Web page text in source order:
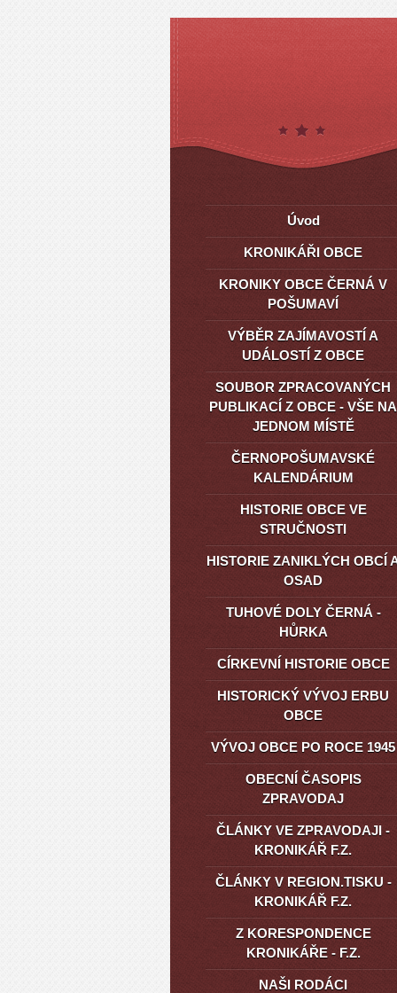
Úvod
KRONIKÁŘI OBCE
KRONIKY OBCE ČERNÁ V
POŠUMAVÍ
VÝBĚR ZAJÍMAVOSTÍ A
UDÁLOSTÍ Z OBCE
SOUBOR ZPRACOVANÝCH
PUBLIKACÍ Z OBCE - VŠE NA
JEDNOM MÍSTĚ
ČERNOPOŠUMAVSKÉ
KALENDÁRIUM
HISTORIE OBCE VE
STRUČNOSTI
HISTORIE ZANIKLÝCH OBCÍ
OSAD
TUHOVÉ DOLY ČERNÁ -
HŮRKA
CÍRKEVNÍ HISTORIE OBCE
HISTORICKÝ VÝVOJ ERBU
OBCE
VÝVOJ OBCE PO ROCE 1945
OBECNÍ ČASOPIS
ZPRAVODAJ
ČLÁNKY VE ZPRAVODAJI -
KRONIKÁŘ F.Z.
ČLÁNKY V REGION.TISKU -
KRONIKÁŘ F.Z.
Z KORESPONDENCE
KRONIKÁŘE - F.Z.
NAŠI RODÁCI